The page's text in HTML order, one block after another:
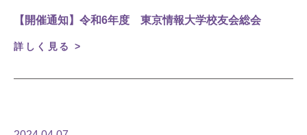
【開催通知】令和6年度 東京情報大学校友会総会
詳しく見る >